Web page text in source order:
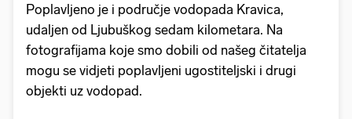
Poplavljeno je i područje vodopada Kravica,
udaljen od Ljubuškog sedam kilometara. Na
fotografijama koje smo dobili od našeg čitatelja
mogu se vidjeti poplavljeni ugostiteljski i drugi
objekti uz vodopad.